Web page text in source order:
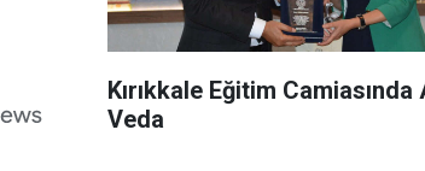
Kırıkkale Eğitim Camiasında
Veda